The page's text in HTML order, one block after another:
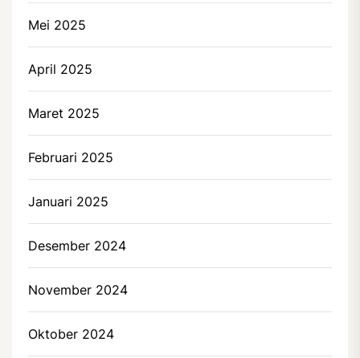
Mei 2025
April 2025
Maret 2025
Februari 2025
Januari 2025
Desember 2024
November 2024
Oktober 2024